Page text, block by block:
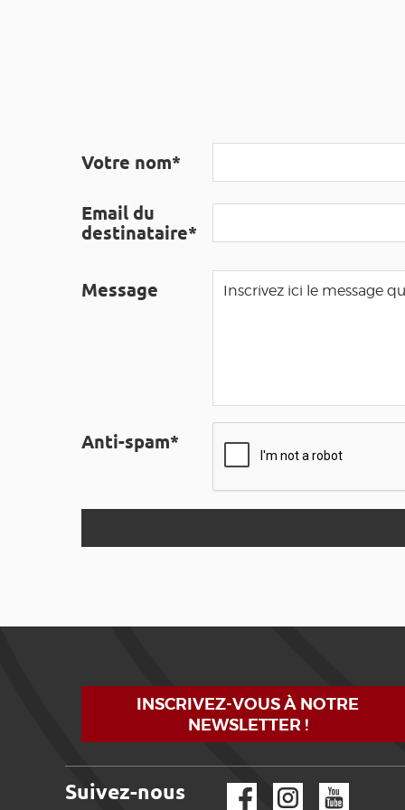
Votre nom*
Email du
destinataire*
Message
Anti-spam*
INSCRIVEZ-VOUS À NOTRE
NEWSLETTER !
Suivez-nous